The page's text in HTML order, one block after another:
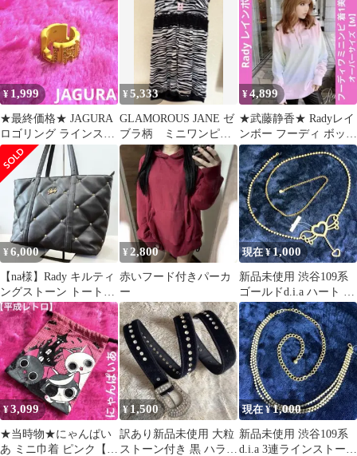
109系ギャル
ース ロゴ
¥ 1,999
★最終価格★ JAGURA
ロゴリング ラインスト
ーン キラキラ 【平成
ギャル】
¥5,333
GLAMOROUS JANE ゼ
ブラ柄 ミニワンピー
ス 平成ギャル Y2K
¥4,899
★武藤静香★ Radyレイ
ンボー フーディ ボック
スロゴ 虹【平成ギャ
ル】 M
¥6,000
【na様】Rady キルティ
ングストーン トートバ
ッグ ブラック A4収納
可
¥2,800
赤いフード付きパーカ
ー
現在 ¥1,000
新品未使用 渋谷109系
ゴールドd.i.a ハート ス
トーン付きチェーンベ
ルト
¥3,099
★当時物★にゃんぱい
あ ミニ巾着 ピンク【平
¥ 1,500
訳あり新品未使用 大粒
ストーン付き 黒 ハラコ
現在 ¥1,000
新品未使用 渋谷109系
d.i.a 3連ラインストーン